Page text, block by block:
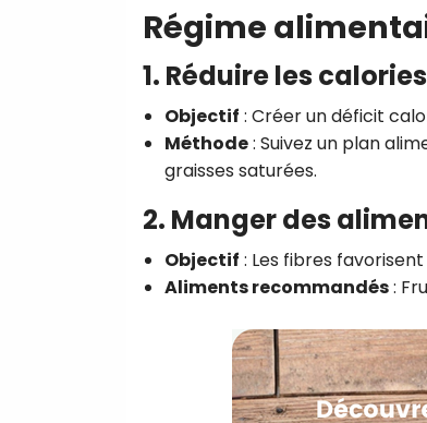
Régime
1. Réduire les calories
Objectif : Créer un déficit
Méthode: Suivez un plan
graisses saturées.
2. Manger des
Objectif : Les fibres
Aliments recommandés: